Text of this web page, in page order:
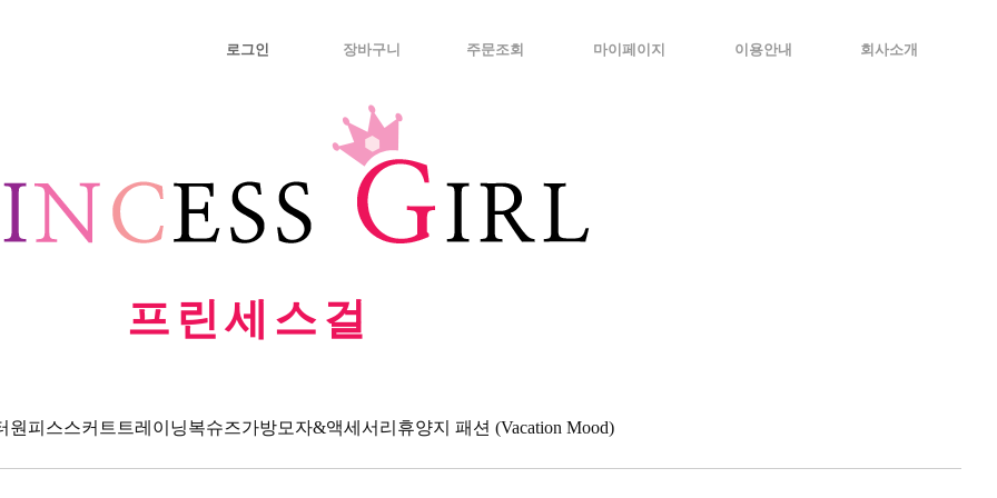
로그인 장바구니 주문조회 마이페이지 이용안내 회사소개
프린세스걸
원피스스커트 트레이닝복슈즈가방모자&액세서리 휴양지 패션 (Vacation Mood)